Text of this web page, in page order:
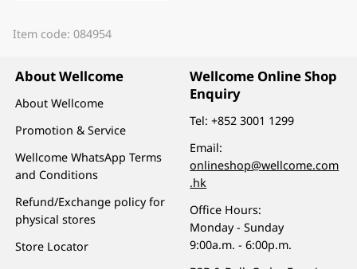
Item code: 084954
About Wellcome
About Wellcome
Promotion & Service
Wellcome WhatsApp Terms
and Conditions
Refund/Exchange policy for
physical stores
Store Locator
Wellcome Online Shop
Enquiry
Tel:+852 3001 1299
Email:
onlineshop@wellcome.com
.hk
Office Hours:
Monday - Sunday
9:00a.m. - 6:00p.m.